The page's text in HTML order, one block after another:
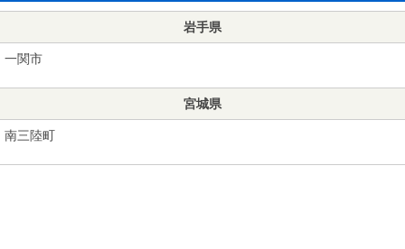
岩手県
一関市
宮城県
南三陸町